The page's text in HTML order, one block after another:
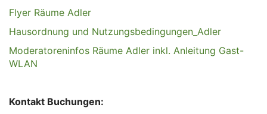
Flyer Räume Adler
Hausordnung und Nutzungsbedingungen_Adler
Moderatoreninfos Räume Adler inkl. Anleitung Gast-
WLAN
Kontakt Buchungen: